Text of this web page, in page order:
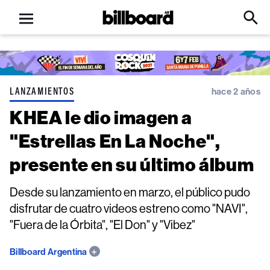
Open
menu
Billboard
Click
Input
LANZAMIENTOS hace 2 años
KHEA le dio imagen a
"Estrellas En La Noche",
presente en su último álbum
Desde su lanzamiento en marzo, el público pudo
disfrutar de cuatro videos estreno como "NAVI",
"Fuera de la Órbita", "El Don" y "Vibez"
Billboard Argentina